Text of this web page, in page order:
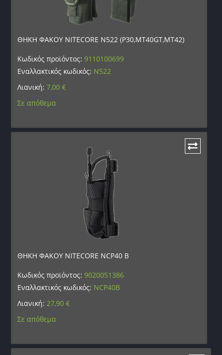
ΘΗΚΗ ΦΑΚΟΥ NITECORE N522 (P30,MT40GT,MT42)
Κωδικός προϊόντος:9110100699
Εναλλακτικός κωδικός: N522
Λιανική:7,00€
Σε απόθεμα
ΘΗΚΗ ΦΑΚΟΥ NITECORE NCP40 B
Κωδικός προϊόντος:9020051386
Εναλλακτικός κωδικός: NCP40B
Λιανική:27,90€
Σε απόθεμα